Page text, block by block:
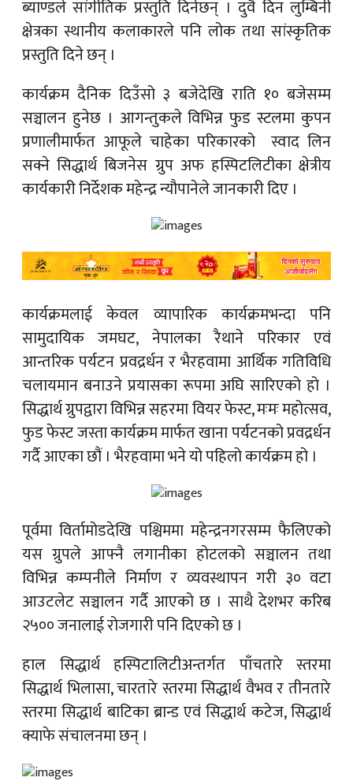
ब्याण्डले सांगीतिक प्रस्तुति दिनेछन् । दुवै दिन लुम्बिनी
क्षेत्रका स्थानीय कलाकारले पनि लोक तथा सांस्कृतिक
प्रस्तुति दिने छन् ।
कार्यक्रम दैनिक दिउँसो ३ बजेदेखि राति १० बजेसम्म
सञ्चालन हुनेछ । आगन्तुकले विभिन्न फुड स्टलमा कुपन
प्रणालीमार्फत आफूले चाहेका परिकारको स्वाद लिन
सक्ने सिद्धार्थ बिजनेस ग्रुप अफ हस्पिटलिटीका क्षेत्रीय
कार्यकारी निर्देशक महेन्द्र न्यौपानेले जानकारी दिए ।
कार्यक्रमलाई केवल व्यापारिक कार्यक्रमभन्दा पनि
सामुदायिक जमघट, नेपालका रैथाने परिकार एवं
आन्तरिक पर्यटन प्रवद्रर्धन र भैरहवामा आर्थिक गतिविधि
चलायमान बनाउने प्रयासका रूपमा अघि सारिएको हो ।
सिद्धार्थ ग्रुपद्वारा विभिन्न सहरमा वियर फेस्ट, मःमः महोत्सव,
फुड फेस्ट जस्ता कार्यक्रम मार्फत खाना पर्यटनको प्रवद्रर्धन
गर्दै आएका छौं । भैरहवामा भने यो पहिलो कार्यक्रम हो ।
पूर्वमा विर्तामोडदेखि पश्चिममा महेन्द्रनगरसम्म फैलिएको
यस ग्रुपले आफ्नै लगानीका होटलको सञ्चालन तथा
विभिन्न कम्पनीले निर्माण र व्यवस्थापन गरी ३० वटा
आउटलेट सञ्चालन गर्दै आएको छ । साथै देशभर करिब
२५०० जनालाई रोजगारी पनि दिएको छ ।
हाल सिद्धार्थ हस्पिटालिटीअन्तर्गत पाँचतारे स्तरमा
सिद्धार्थ भिलासा, चारतारे स्तरमा सिद्धार्थ वैभव र तीनतारे
स्तरमा सिद्धार्थ बाटिका ब्रान्ड एवं सिद्धार्थ कटेज, सिद्धार्थ
क्याफे संचालनमा छन् ।